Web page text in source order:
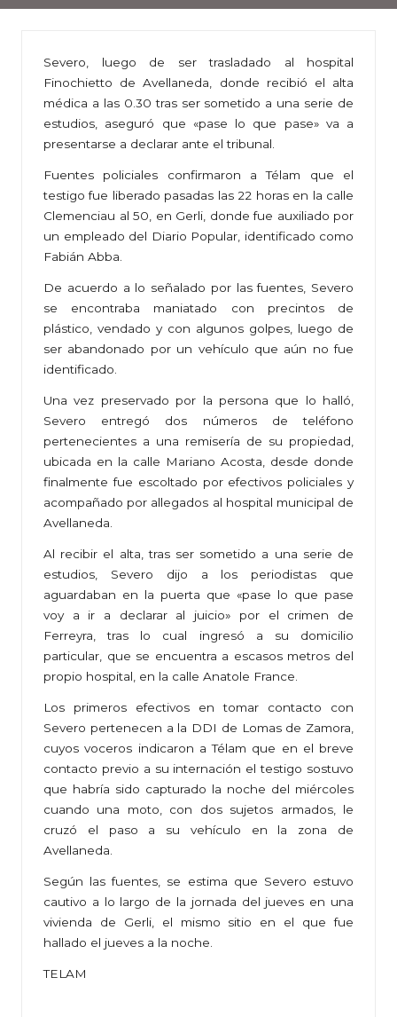
Severo, luego de ser trasladado al hospital
Finochietto de Avellaneda, donde recibió el alta
médica a las 0.30 tras ser sometido a una serie de
estudios, aseguró que «pase lo que pase» va a
presentarse a declarar ante el tribunal.
Fuentes policiales confirmaron a Télam que el
testigo fue liberado pasadas las 22 horas en la calle
Clemenciau al 50, en Gerli, donde fue auxiliado por
un empleado del Diario Popular, identificado como
Fabián Abba.
De acuerdo a lo señalado por las fuentes, Severo
se encontraba maniatado con precintos de
plástico, vendado y con algunos golpes, luego de
ser abandonado por un vehículo que aún no fue
identificado.
Una vez preservado por la persona que lo halló,
Severo entregó dos números de teléfono
pertenecientes a una remisería de su propiedad,
ubicada en la calle Mariano Acosta, desde donde
finalmente fue escoltado por efectivos policiales y
acompañado por allegados al hospital municipal de
Avellaneda.
Al recibir el alta, tras ser sometido a una serie de
estudios, Severo dijo a los periodistas que
aguardaban en la puerta que «pase lo que pase
voy a ir a declarar al juicio» por el crimen de
Ferreyra, tras lo cual ingresó a su domicilio
particular, que se encuentra a escasos metros del
propio hospital, en la calle Anatole France.
Los primeros efectivos en tomar contacto con
Severo pertenecen a la DDI de Lomas de Zamora,
cuyos voceros indicaron a Télam que en el breve
contacto previo a su internación el testigo sostuvo
que habría sido capturado la noche del miércoles
cuando una moto, con dos sujetos armados, le
cruzó el paso a su vehículo en la zona de
Avellaneda.
Según las fuentes, se estima que Severo estuvo
cautivo a lo largo de la jornada del jueves en una
vivienda de Gerli, el mismo sitio en el que fue
hallado el jueves a la noche.
TELAM